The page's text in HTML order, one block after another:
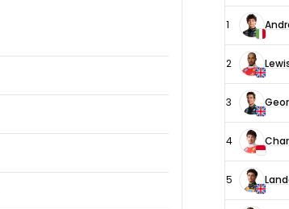
6
coureurs
1
2
3
4
5